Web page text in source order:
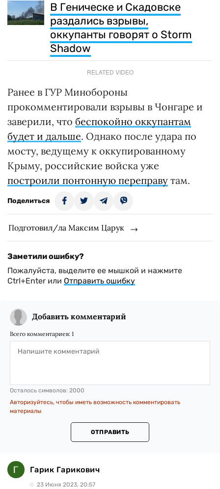
В Геническе и Скадовске
раздались взрывы,
оккупанты говорят о Storm
Shadow
RELATED VIDEO
Ранее в ГУР Минобороны
прокомментировали взрывы в Чонгаре и
заверили, что беспокойно оккупантам
будет и дальше. Однако после удара по
мосту, ведущему к оккупированному
Крыму, российские войска уже
построили понтонную переправу там.
Поделиться
Подготовил/ла Максим Царук
Заметили ошибку?
Пожалуйста, выделите ее мышкой и нажмите
Ctrl+Enter или Отправить ошибку
Добавить комментарий
Всего комментариев: 1
Осталось символов: 2000
Авторизуйтесь, чтобы иметь возможность комментировать
материалы
ОТПРАВИТЬ
Гарик Гарикович
23 Июня 2023, 20:57